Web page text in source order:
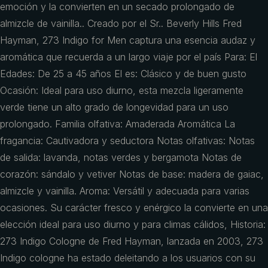
emoción y la convierten en un secado prolongado de
almizcle de vainilla.. Creado por el Sr.. Beverly Hills Fred
Hayman, 273 Indigo for Men captura una esencia audaz y
aromática que recuerda a un largo viaje por el país Para: El
Edades: De 25 a 45 años El es: Clásico y de buen gusto
Ocasión: Ideal para uso diurno, esta mezcla ligeramente
verde tiene un alto grado de longevidad para un uso
prolongado. Familia olfativa: Amaderada Aromática La
fragancia: Cautivadora y seductora Notas olfativas: Notas
de salida: lavanda, notas verdes y bergamota Notas de
corazón: sándalo y vetiver Notas de base: madera de gaiac,
almizcle y vainilla. Aroma: Versátil y adecuada para varias
ocasiones. Su carácter fresco y enérgico la convierte en una
elección ideal para uso diurno y para climas cálidos, Historia:
273 Indigo Cologne de Fred Hayman, lanzada en 2003, 273
Indigo cologne ha estado deleitando a los usuarios con su